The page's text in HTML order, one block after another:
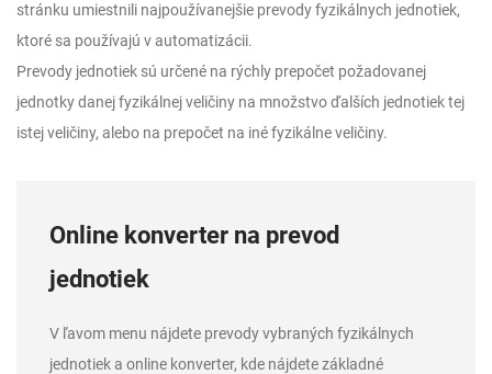
stránku umiestnili najpoužívanejšie prevody fyzikálnych jednotiek,
ktoré sa používajú v automatizácii.
Prevody jednotiek sú určené na rýchly prepočet požadovanej
jednotky danej fyzikálnej veličiny na množstvo ďalších jednotiek tej
istej veličiny, alebo na prepočet na iné fyzikálne veličiny.
Online konverter na prevod
jednotiek
V ľavom menu nájdete prevody vybraných fyzikálnych
jednotiek a online konverter, kde nájdete základné